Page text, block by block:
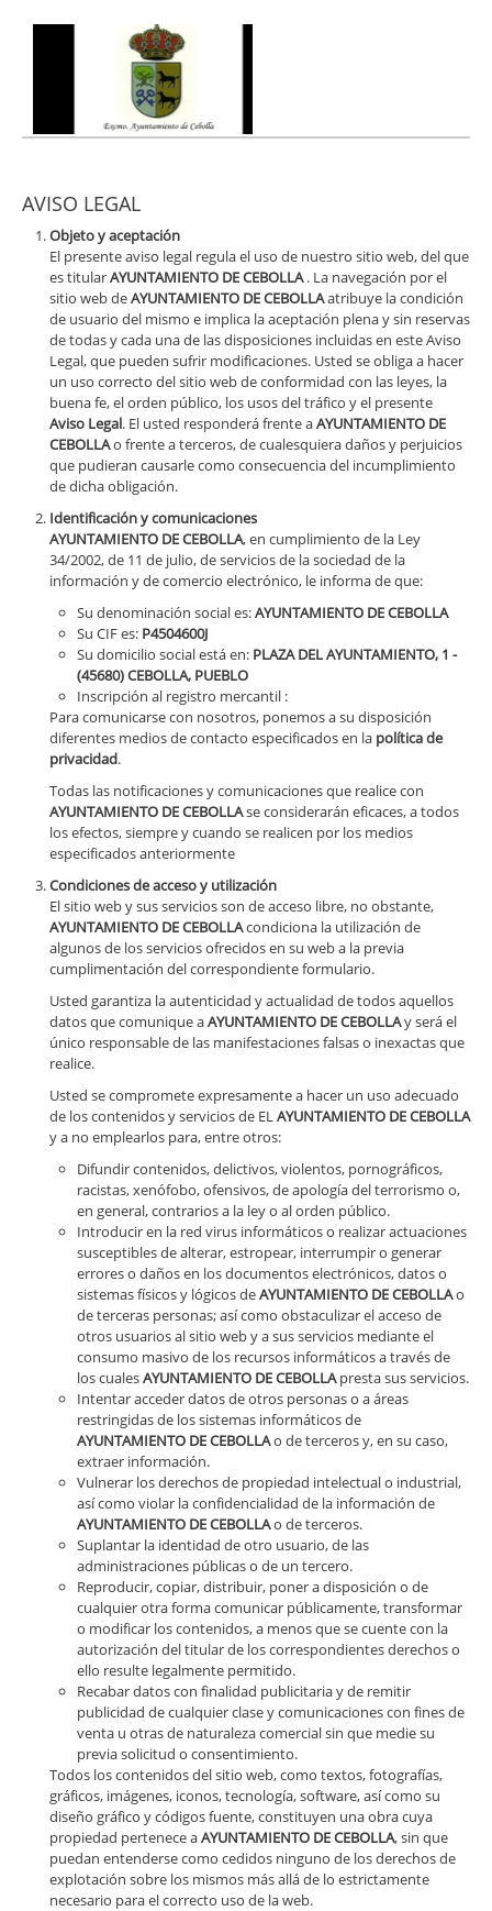
AVISO LEGAL
Objeto y aceptación
El presente aviso legal regula el uso de nuestro sitio web, del que
es titularAYUNTAMIENTO DE CEBOLLA. La navegación por el
sitio web deAYUNTAMIENTO DE CEBOLLAatribuye la condición
de usuario del mismo e implica la aceptación plena y sin reservas
de todas y cada una de las disposiciones incluidas en este Aviso
Legal, que pueden sufrir modificaciones. Usted se obliga a hacer
un uso correcto del sitio web de conformidad con las leyes, la
buena fe, el orden público, los usos del tráfico y el presente
Aviso Legal. El usted responderá frente aAYUNTAMIENTO DE
CEBOLLAo frente a terceros, de cualesquiera daños y perjuicios
que pudieran causarle como consecuencia del incumplimiento
de dicha obligación.
Identificación y comunicaciones
AYUNTAMIENTO DE CEBOLLA, en cumplimiento de la Ley
34/2002, de 11 de julio, de servicios de la sociedad de la
información y de comercio electrónico, le informa de que:
Su denominación social es:AYUNTAMIENTO DE CEBOLLA
Su CIF es: P4504600J
Su domicilio social está en: PLAZA DEL AYUNTAMIENTO, 1 -
(45680) CEBOLLA, PUEBLO
Inscripción al registro mercantil :
Para comunicarse con nosotros, ponemos a su disposición
diferentes medios de contacto especificados en la política de
privacidad.
Todas las notificaciones y comunicaciones que realice con
AYUNTAMIENTO DE CEBOLLAse considerarán eficaces, a todos
los efectos, siempre y cuando se realicen por los medios
especificados anteriormente
Condiciones de acceso y utilización
El sitio web y sus servicios son de acceso libre, no obstante,
AYUNTAMIENTO DE CEBOLLAcondiciona la utilización de
algunos de los servicios ofrecidos en su web a la previa
cumplimentación del correspondiente formulario.
Usted garantiza la autenticidad y actualidad de todos aquellos
datos que comunique aAYUNTAMIENTO DE CEBOLLAy será el
único responsable de las manifestaciones falsas o inexactas que
realice.
Usted se compromete expresamente a hacer un uso adecuado
de los contenidos y servicios de ELAYUNTAMIENTO DE CEBOLLA
y a no emplearlos para, entre otros:
Difundir contenidos, delictivos, violentos, pornográficos,
racistas, xenófobo, ofensivos, de apología del terrorismo o,
en general, contrarios a la ley o al orden público.
Introducir en la red virus informáticos o realizar actuaciones
susceptibles de alterar, estropear, interrumpir o generar
errores o daños en los documentos electrónicos, datos o
sistemas físicos y lógicos deAYUNTAMIENTO DE CEBOLLAo
de terceras personas; así como obstaculizar el acceso de
otros usuarios al sitio web y a sus servicios mediante el
consumo masivo de los recursos informáticos a través de
los cualesAYUNTAMIENTO DE CEBOLLApresta sus servicios.
Intentar acceder datos de otros personas o a áreas
restringidas de los sistemas informáticos de
AYUNTAMIENTO DE CEBOLLAo de terceros y, en su caso,
extraer información.
Vulnerar los derechos de propiedad intelectual o industrial,
así como violar la confidencialidad de la información de
AYUNTAMIENTO DE CEBOLLAo de terceros.
Suplantar la identidad de otro usuario, de las
administraciones públicas o de un tercero.
Reproducir, copiar, distribuir, poner a disposición o de
cualquier otra forma comunicar públicamente, transformar
o modificar los contenidos, a menos que se cuente con la
autorización del titular de los correspondientes derechos o
ello resulte legalmente permitido.
Recabar datos con finalidad publicitaria y de remitir
publicidad de cualquier clase y comunicaciones con fines de
venta u otras de naturaleza comercial sin que medie su
previa solicitud o consentimiento.
Todos los contenidos del sitio web, como textos, fotografías,
gráficos, imágenes, iconos, tecnología, software, así como su
diseño gráfico y códigos fuente, constituyen una obra cuya
propiedad pertenece aAYUNTAMIENTO DE CEBOLLA, sin que
puedan entenderse como cedidos ninguno de los derechos de
explotación sobre los mismos más allá de lo estrictamente
necesario para el correcto uso de la web.